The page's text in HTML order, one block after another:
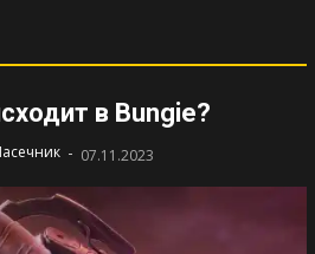
в Bungie?
- 07.11.2023